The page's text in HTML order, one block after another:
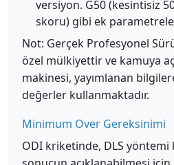
versiyon. G50 (kesintisiz
skoru) gibi ek
Not: Gerçek Profesyonel
özel mülkiyettir ve kamuya
makinesi, yayımlanan
değerler kullanmaktadır.
Minimum Over Gereksinimi
ODI kriketinde, DLS yöntemi